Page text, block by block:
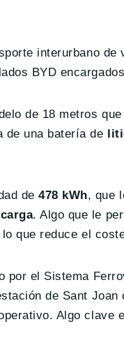
interurbano
BYD
de 18 metros
de una batería de
de478 kWh, que
. Algo que le
que reduce el
por el Sistema
de Sant
Algo clave